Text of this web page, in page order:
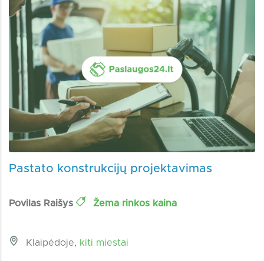
Pastato konstrukcijų projektavimas
Povilas Raišys Žema rinkos kaina
Klaipėdoje, kiti miestai